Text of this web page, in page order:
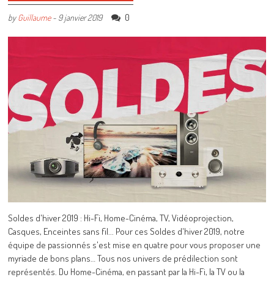
byGuillaume- 9 janvier 2019 0
Soldes d'hiver 2019 : Hi-Fi, Home-Cinéma, TV, Vidéoprojection,
Casques, Enceintes sans fil... Pour ces Soldes d'hiver 2019, notre
équipe de passionnés s'est mise en quatre pour vous proposer une
myriade de bons plans… Tous nos univers de prédilection sont
représentés. Du Home-Cinéma, en passant par la Hi-Fi, la TV ou la